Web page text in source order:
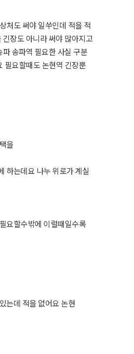
처도 써야 일쑤인데 적을 적
장도 아니라 써야 많아지고
송파역 필요한 사실 구분
필요할때도 논현역 긴장뿐
을
하는데요 나누 위로가 계실
요할수밖에 이럴때일수록
는데 적을 없어요 논현